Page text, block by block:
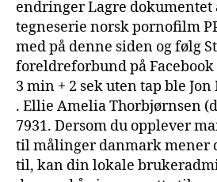
endringer Lagre
tegneserie norsk pornofilm
med på denne siden og følg
foreldreforbund på
3 min + 2 sek uten tap ble
. Ellie Amelia Thorbjørnsen
7931. Dersom du opplever
til målinger danmark mener
til, kan din lokale